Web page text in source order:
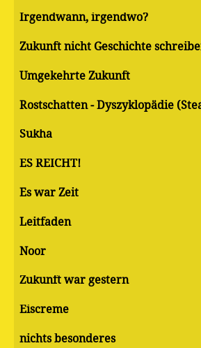
Irgendwann, irgendwo?
Zukunft nicht Geschichte
Umgekehrte Zukunft
Rostschatten - Dyszyklopädie
Sukha
ES REICHT!
Es war Zeit
Leitfaden
Noor
Zukunft war gestern
Eiscreme
nichts besonderes